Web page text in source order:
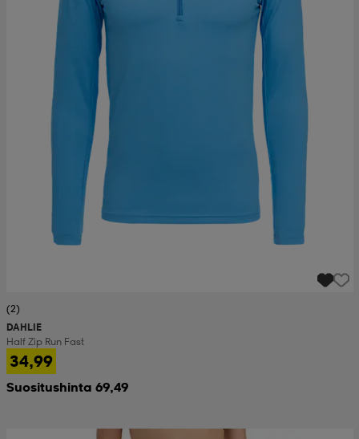
(2)
DAHLIE
Half Zip Run Fast
34,99
Suositushinta 69,49